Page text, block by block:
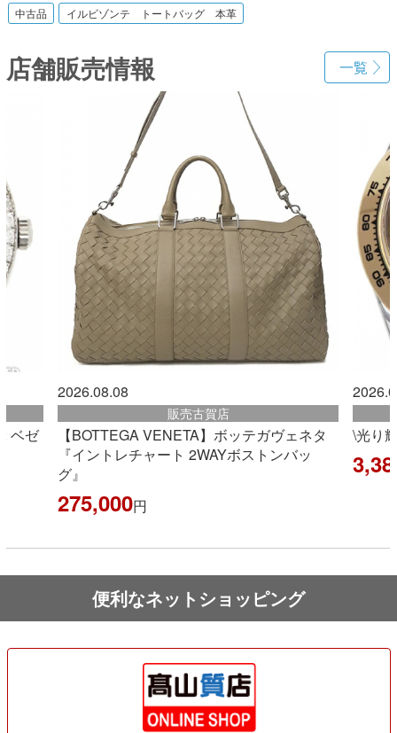
中古品 イルビゾンテ トートバッグ 本革
一覧
店舗販売情報
ネタ
2026.08.08
販売古賀店
\光り輝くデイトナ8Pダイヤ入荷💎/
3,388,000
夏真
便利なネットショッピング